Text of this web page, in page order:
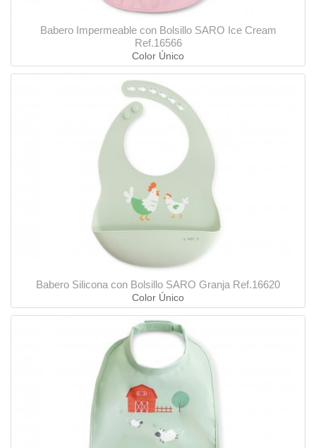
Babero Impermeable con Bolsillo SARO Ice Cream
Ref.16566
Color Único
Babero Silicona con Bolsillo SARO Granja Ref.16620
Color Único